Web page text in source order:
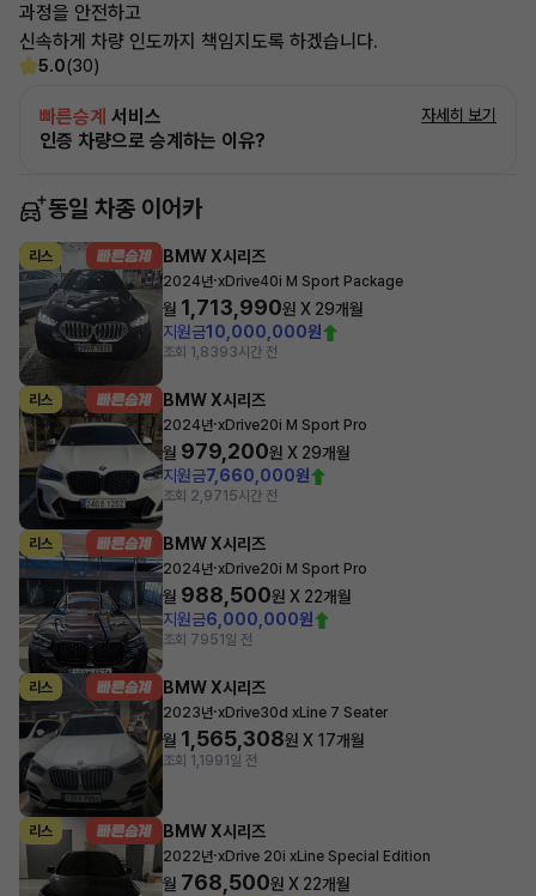
과정을 안전하고
신속하게 차량 인도까지 책임지도록 하겠습니다.
5.0(30)
빠른승계 서비스
인증 차량으로 승계하는 이유?
자세히 보기
동일 차종 이어카
리스 BMW X시리즈
2024년·xDrive40i M Sport Package
월 1,713,990원 X 29개월
지원금10,000,000원
조회 1,8393시간 전
리스 BMW X시리즈
2024년·xDrive20i M Sport Pro
월 979,200원 X 29개월
지원금7,660,000원
조회 2,971 5시간 전
리스 BMW X시리즈
2024년·xDrive20i M Sport Pro
월 988,500원 X 22개월
지원금6,000,000원
조회 7951일 전
리스 BMW X시리즈
2023년·xDrive30d xLine 7 Seater
월 1,565,308원 X 17개월
조회 1,1991일 전
리스 BMW X시리즈
2022년·xDrive 20i xLine Special Edition
월 768,500원 X 22개월